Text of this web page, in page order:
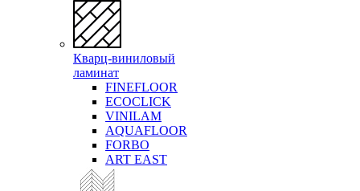
Кварц-виниловый
ламинат
FINEFLOOR
ECOCLICK
VINILAM
AQUAFLOOR
FORBO
ART EAST